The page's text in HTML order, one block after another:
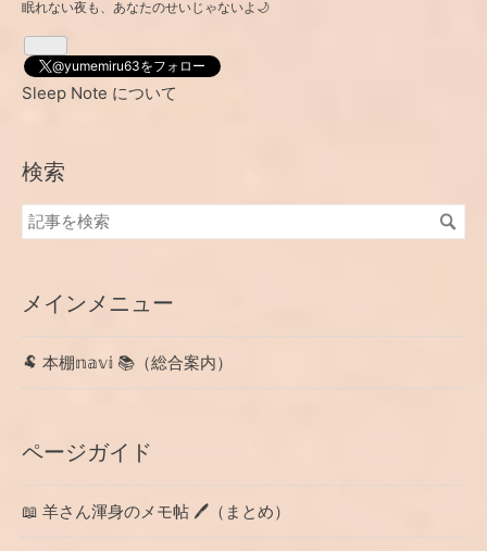
眠れない夜も、あなたのせいじゃないよ🌙
@yumemiru63をフォロー
Sleep Note について
検索
メインメニュー
🐏 本棚𝕟𝕒𝕧𝕚 📚（総合案内）
ページガイド
📖 羊さん渾身のメモ帖 🖊（まとめ）